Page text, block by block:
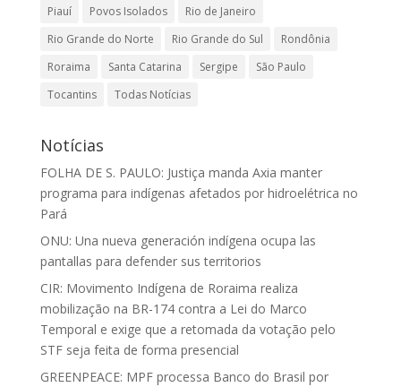
Piauí
Povos Isolados
Rio de Janeiro
Rio Grande do Norte
Rio Grande do Sul
Rondônia
Roraima
Santa Catarina Sergipe
São Paulo
Tocantins
Todas Notícias
Notícias
FOLHA DE S. PAULO: Justiça manda Axia manter
programa para indígenas afetados por hidroelétrica no
Pará
ONU: Una nueva generación indígena ocupa las
pantallas para defender sus territorios
CIR: Movimento Indígena de Roraima realiza
mobilização na BR-174 contra a Lei do Marco
Temporal e exige que a retomada da votação pelo
STF seja feita de forma presencial
GREENPEACE: MPF processa Banco do Brasil por